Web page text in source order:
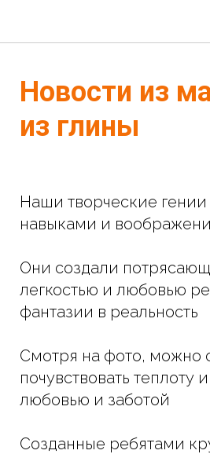
Новости из
из глины
Наши творческие
навыками и
Они создали
легкостью и любовью
фантазии в реальность
Смотря на фото, можно
почувствовать
любовью и заботой
Созданные ребятами